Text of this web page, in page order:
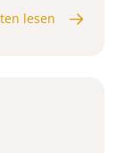
lesen